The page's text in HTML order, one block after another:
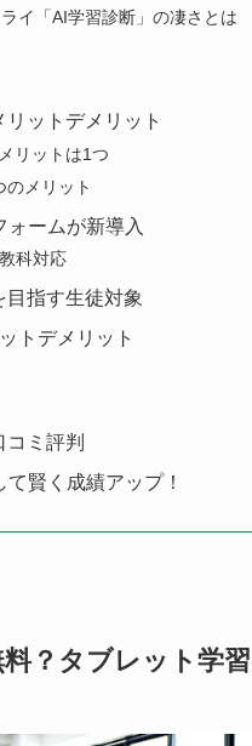
イ「AI学習診断」の凄さとは
ットデメリット
リットは1つ
のメリット
ームが新導入
科対応
目指す生徒対象
トデメリット
ミ評判
賢く成績アップ！
？タブレット学